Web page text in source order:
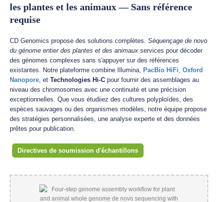
les plantes et les animaux — Sans référence
requise
CD Genomics propose des solutions complètes. Séquençage de novo
du génome entier des plantes et des animaux services pour décoder
des génomes complexes sans s'appuyer sur des références
existantes. Notre plateforme combine Illumina, PacBio HiFi, Oxford
Nanopore, et Technologies Hi-C pour fournir des assemblages au
niveau des chromosomes avec une continuité et une précision
exceptionnelles. Que vous étudiiez des cultures polyploïdes, des
espèces sauvages ou des organismes modèles, notre équipe propose
des stratégies personnalisées, une analyse experte et des données
prêtes pour publication.
Directives de soumission d'échantillons